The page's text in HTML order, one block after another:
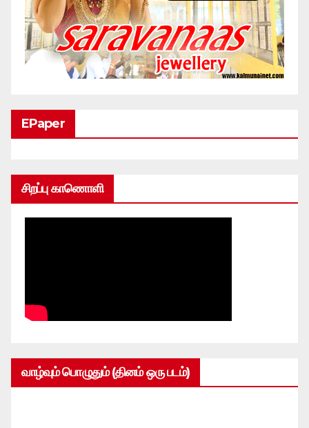
EPaper
சிறப்பு காணொளி
வாழ்வும் பொழுதும் (தினம் ஒரு படம்)